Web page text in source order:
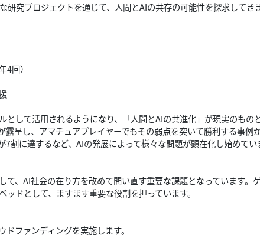
研究プロジェクトを通じて、人間とAIの共存の可能性を探求してき
4回）
として活用されるようになり、「人間とAIの共進化」が現実のもの
露呈し、アマチュアプレイヤーでもその弱点を突いて勝利する事例
割に達するなど、AIの発展によって様々な問題が顕在化し始めてい
て、AI社会の在り方を改めて問い直す重要な課題となっています。
ドとして、ますます重要な役割を担っています。
ファンディングを実施します。